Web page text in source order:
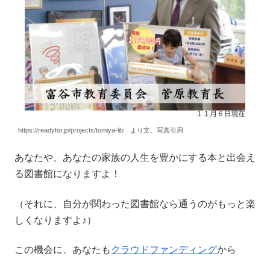
https://readyfor.jp/projects/tomiya-lib より文、写真引用
あなたや、あなたの家族の人生を豊かにする本と出会え
る図書館になりますよ！
（それに、自分が関わった図書館なら通うのがもっと楽
しくなりますよ♪）
この機会に、あなたも クラウドファンディングから